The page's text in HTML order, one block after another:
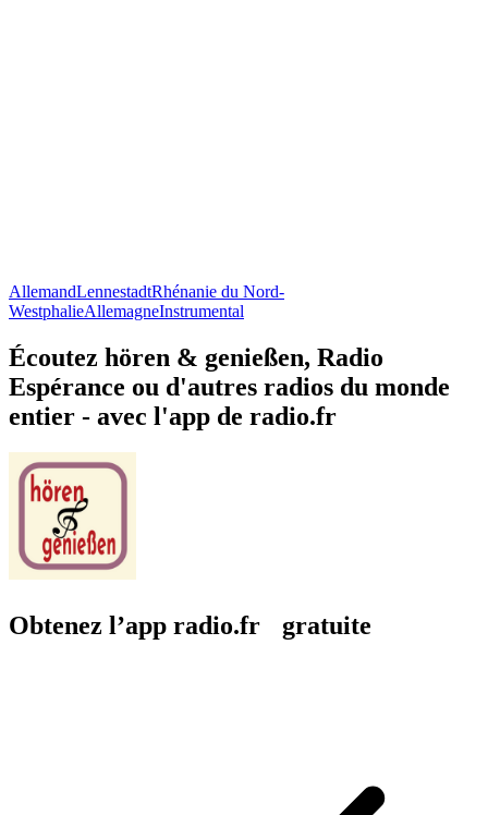
AllemandLennestadtRhénanie du Nord-
WestphalieAllemagneInstrumental
Écoutez hören & genießen, Radio
Espérance ou d'autres radios du monde
entier - avec l'app de radio.fr
Obtenez l’app radio.fr gratuite